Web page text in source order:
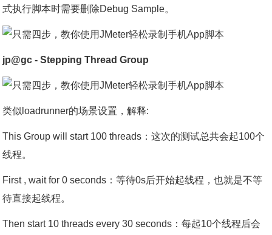
式执行脚本时需要删除Debug Sample。
jp@gc - Stepping Thread Group
类似loadrunner的场景设置，解释:
This Group will start 100 threads：这次的测试总共会起100个
线程。
First , wait for 0 seconds：等待0s后开始起线程，也就是不等
待直接起线程。
Then start 10 threads every 30 seconds：每起10个线程后会